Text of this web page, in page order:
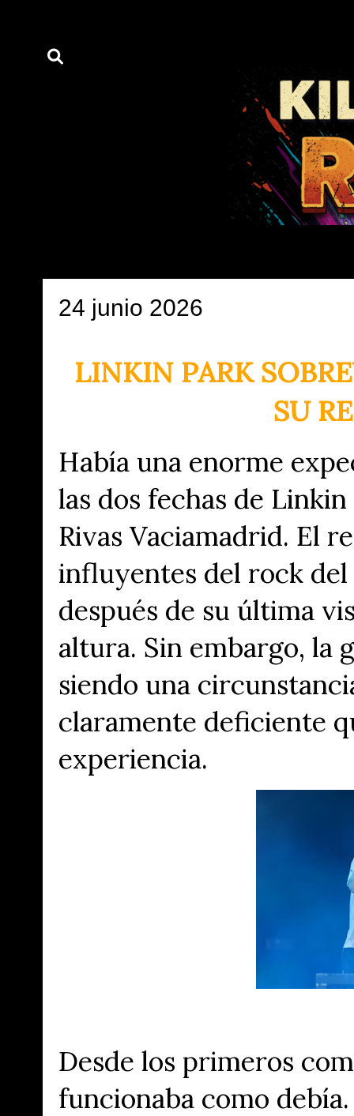
24 junio 2026
LINKIN PARK
SU
Había una enorme
las dos fechas de
Rivas Vaciamadrid. El
influyentes del rock del
después de su última
altura. Sin embargo, la
siendo una
claramente deficiente
experiencia.
Desde los primeros
funcionaba como